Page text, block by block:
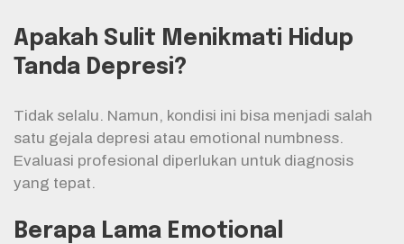
Apakah Sulit Menikmati Hidup
Tanda Depresi?
Tidak selalu. Namun, kondisi ini bisa menjadi salah
satu gejala depresi atau emotional numbness.
Evaluasi profesional diperlukan untuk diagnosis
yang tepat.
Berapa Lama Emotional